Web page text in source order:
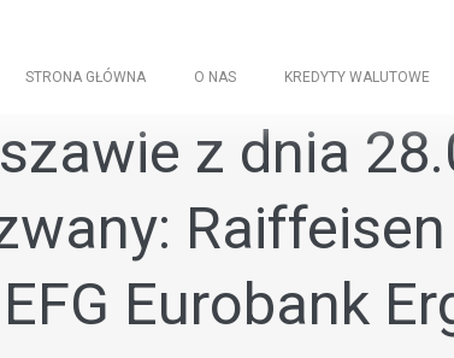
STRONA GŁÓWNA O NAS KREDYTY WALUTOWE
z dnia
Eurobank